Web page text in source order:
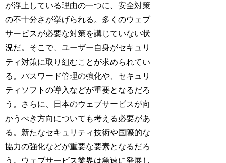
が浮上している理由の一つに、安全対策
の不十分さが挙げられる。多くのウェブ
サービスが必要な対策を講じていない状
況だ。そこで、ユーザー自身がセキュリ
ティ対策に取り組むことが求められてい
る。パスワード管理の強化や、セキュリ
ティソフトの導入などが重要となるだろ
う。さらに、日本のウェブサービスが向
かうべき方向についても考える必要があ
る。新たなセキュリティ技術や国際的な
協力の強化などが重要な要素となるだろ
う。ウェブサービス業界は急速に発展し